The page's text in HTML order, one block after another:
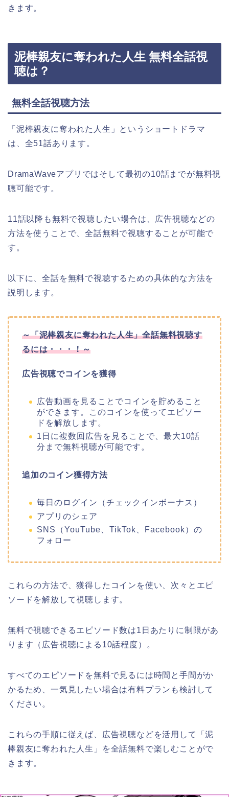
きます。
泥棒親友に奪われた人生 無料全話視
聴は？
無料全話視聴方法
「泥棒親友に奪われた人生」というショートドラマ
は、全51話あります。
DramaWaveアプリではそして最初の10話までが無料視
聴可能です。
11話以降も無料で視聴したい場合は、広告視聴などの
方法を使うことで、全話無料で視聴することが可能で
す。
以下に、全話を無料で視聴するための具体的な方法を
説明します。
～「泥棒親友に奪われた人生」全話無料視聴す
るには・・・！～
広告視聴でコインを獲得
広告動画を見ることでコインを貯めること
ができます。このコインを使ってエピソー
ドを解放します。
1日に複数回広告を見ることで、最大10話
分まで無料視聴が可能です。
追加のコイン獲得方法
毎日のログイン（チェックインボーナス）
アプリのシェア
SNS（YouTube、TikTok、Facebook）の
フォロー
これらの方法で、獲得したコインを使い、次々とエピ
ソードを解放して視聴します。
無料で視聴できるエピソード数は1日あたりに制限があ
ります（広告視聴による10話程度）。
すべてのエピソードを無料で見るには時間と手間がか
かるため、一気見したい場合は有料プランも検討して
ください。
これらの手順に従えば、広告視聴などを活用して「泥
棒親友に奪われた人生」を全話無料で楽しむことがで
きます。